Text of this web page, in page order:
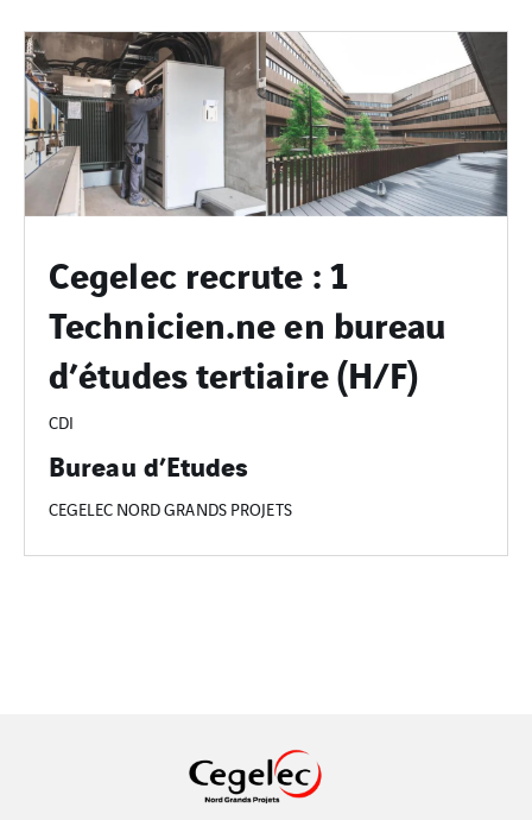
Cegelec recrute : 1
Technicien.ne en bureau
d’études tertiaire (H/F)
CDI
Bureau d’Etudes
CEGELEC NORD GRANDS PROJETS